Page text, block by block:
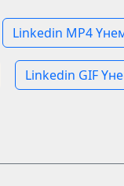
Linkedin MP4
Linkedin GIF